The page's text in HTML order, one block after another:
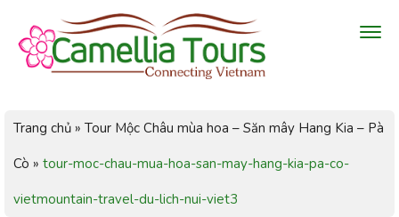
Trang chủ » Tour Mộc Châu mùa hoa – Săn mây Hang Kia – Pà
Cò » tour-moc-chau-mua-hoa-san-may-hang-kia-pa-co-
vietmountain-travel-du-lich-nui-viet3